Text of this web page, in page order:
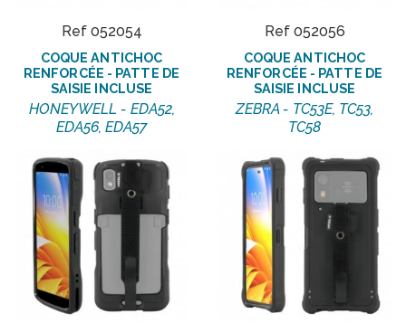
Ref 052054
COQUE ANTICHOC
RENFORCÉE - PATTE DE
SAISIE INCLUSE
HONEYWELL - EDA52,
EDA56, EDA57
Ref 052056
COQUE ANTICHOC
RENFORCÉE - PATTE DE
SAISIE INCLUSE
ZEBRA - TC53E, TC53,
TC58